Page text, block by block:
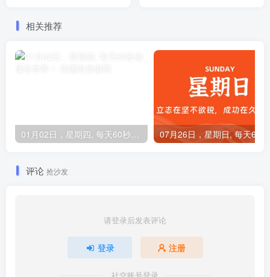
相关推荐
评论 抢沙发
请登录后发表评论
登录 注册